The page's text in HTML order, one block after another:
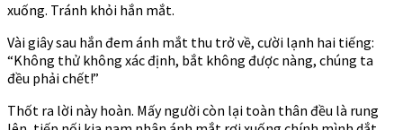
xuống. Tránh khỏi hắn mắt.
Vài giây sau hắn đem ánh mắt thu trở về, cười lạnh hai tiếng:
“Không thử không xác định, bắt không được nàng, chúng ta
đều phải chết!”
Thốt ra lời này hoàn. Mấy người còn lại toàn thân đều là rung